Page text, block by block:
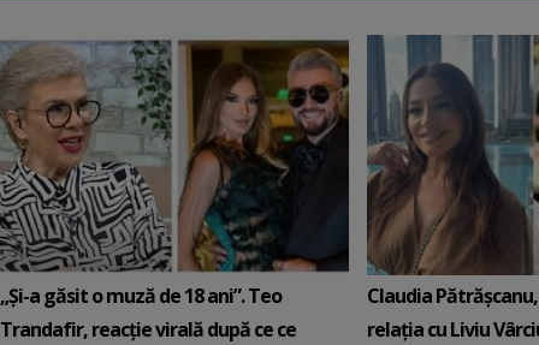
„Și-a găsit o muză de 18 ani”. Teo
Trandafir, reacție virală după ce ce
Claudia
relația cu Liviu